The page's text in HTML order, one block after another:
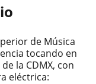
de Música
tocando en
la CDMX, con
eléctrica: